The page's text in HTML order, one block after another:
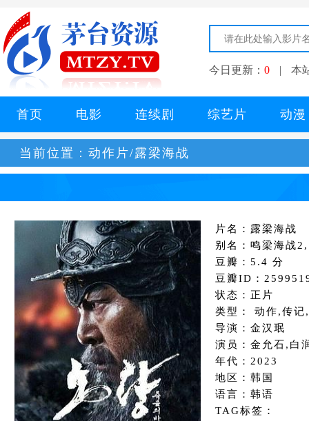
今日更新： 0 | 本
首页 电影 连续剧 综艺片 动漫
当前位置： 动作片/露梁海战
片名：露梁海战
别名：鸣梁海战
豆瓣：5.4 分
豆瓣ID：
状态：正片
类型： 动作,传记
导演：金汉珉
演员：金允石,白
年代：2023
地区：韩国
语言：韩语
TAG标签：